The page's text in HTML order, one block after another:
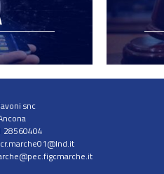
snc
28560404
cr.marche01@lnd.it